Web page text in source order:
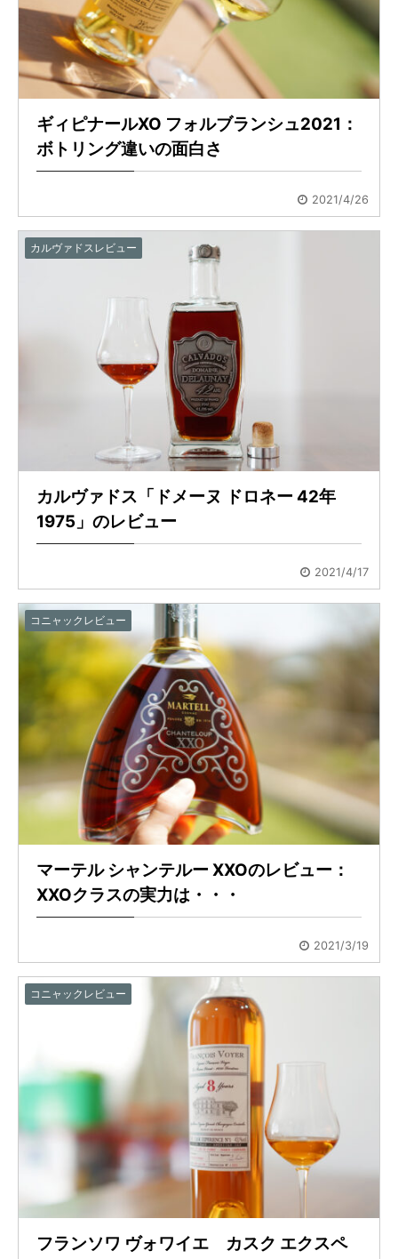
ギィピナールXO フォルブランシュ2021：
ボトリング違いの面白さ
2021/4/26
カルヴァドスレビュー
カルヴァドス「ドメーヌ ドロネー 42年
1975」のレビュー
2021/4/17
コニャックレビュー
マーテル シャンテルー XXOのレビュー：
XXOクラスの実力は・・・
2021/3/19
コニャックレビュー
フランソワ ヴォワイエ カスク エクスペ